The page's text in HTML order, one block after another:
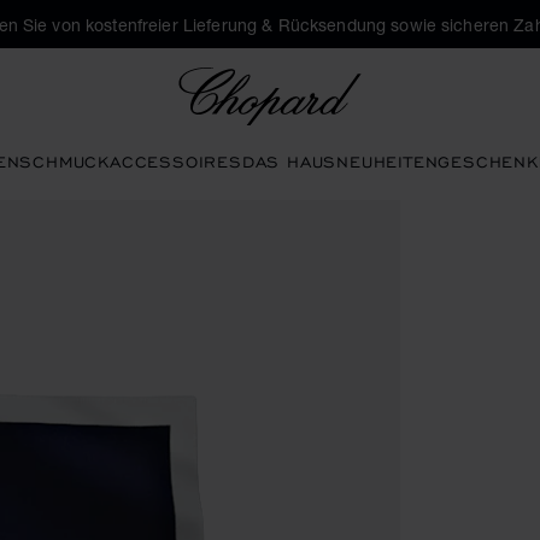
Sie von kostenfreier Lieferung & Rücksendung sowie sicheren
SCHMUCKACCESSOIRESDAS HAUSNEUHEITEN